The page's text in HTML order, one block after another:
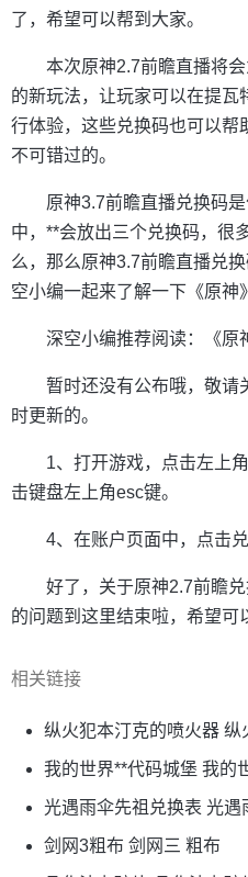
了，希望可以帮到大家。
本次原神2.7前瞻直播将
的新玩法，让玩家可以在提
行体验，这些兑换码也可以帮
不可错过的。
原神3.7前瞻直播兑换码
中，**会放出三个兑换码，很
么，那么原神3.7前瞻直播兑
空小编一起来了解一下《原神
深空小编推荐阅读：《原
暂时还没有公布哦，敬请
时更新的。
1、打开游戏，点击左上
击键盘左上角esc键。
4、在账户页面中，点击
好了，关于原神2.7前瞻
的问题到这里结束啦，希望可
相关链接
纵火犯本汀克的喷火器
我的世界**代码城堡 我的
光遇雨伞先祖兑换表 光遇
剑网3粗布 剑网三 粗布